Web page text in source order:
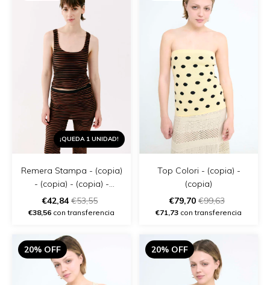
¡QUEDA 1 UNIDAD!
Remera Stampa - (copia)
- (copia) - (copia) -
(copia) - (copia) - (copia)
€42,84€53,55
€38,56 con transferencia
Top Colori - (copia) -
(copia)
€79,70 €99,63
€71,73 con transferencia
20% OFF 20% OFF